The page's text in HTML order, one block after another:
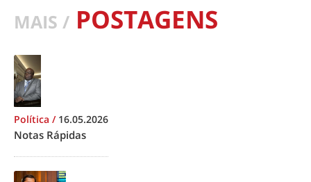
MAIS / POSTAGENS
Política / 16.05.2026
Notas Rápidas